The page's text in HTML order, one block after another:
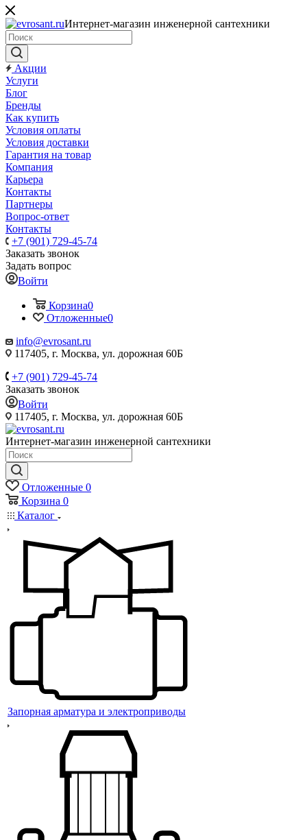
Интернет-магазин инженерной сантехники
Акции
Услуги
Блог
Бренды
Как купить
Условия оплаты
Условия доставки
Гарантия на товар
Компания
Карьера
Контакты
Партнеры
Вопрос-ответ
Контакты
+7 (901) 729-45-74
Заказать звонок
Задать вопрос
Войти
Корзина0
Отложенные0
info@evrosant.ru
117405, г. Москва, ул. дорожная 60Б
+7 (901) 729-45-74
Заказать звонок
Войти
117405, г. Москва, ул. дорожная 60Б
Интернет-магазин инженерной сантехники
Отложенные 0
Корзина 0
Каталог
Запорная арматура и электроприводы